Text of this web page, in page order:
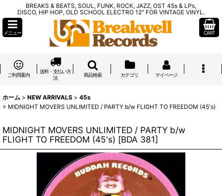
BREAKS & BEATS, SOUL, FUNK, ROCK, JAZZ, OST 45s & LPs,
DISCO, HIP HOP, OLD SCHOOL ELECTRO 12" FOR VINTAGE VINYL.
メニュー CART
ご利用案内
送料・支払い方
法
商品検索 カテゴリ マイページ
ホーム > NEW ARRIVALS > 45s
> MIDNIGHT MOVERS UNLIMITED / PARTY b/w FLIGHT TO FREEDOM (45's)
MIDNIGHT MOVERS UNLIMITED / PARTY b/w
FLIGHT TO FREEDOM (45's) [BDA 381]